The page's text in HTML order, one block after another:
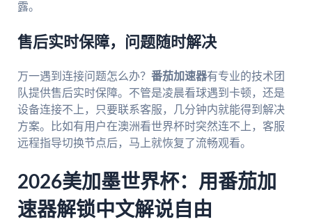
露。
售后实时保障，问题随时解决
万一遇到连接问题怎么办？ 番茄加速器有专业的技术团
队提供售后实时保障。不管是凌晨看球遇到卡顿，还是
设备连接不上，只要联系客服，几分钟内就能得到解决
方案。比如有用户在澳洲看世界杯时突然连不上，客服
远程指导切换节点后，马上就恢复了流畅观看。
2026美加墨世界杯：用番茄加
速器解锁中文解说自由